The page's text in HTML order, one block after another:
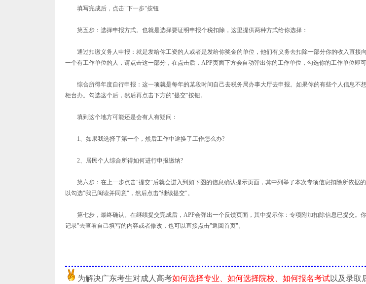
填写完成后，点击"下一步"按钮
第五步：选择申报方式。也就是选择要证明申报个税扣除，这里提供两种方式给你选择：
通过扣缴义务人申报：就是发给你工资的人或者是发给你奖金的单位，他们有义务去扣除一部分你的收入直接
一个有工作单位的人，请点击这一部分，在点击后，APP页面下方会自动弹出你的工作单位，勾选你的工作单位即
综合所得年度自行申报：这一项就是每年的某段时间自己去税务局办事大厅去申报。如果你的有些个人信息不
柜台办。勾选这个后，然后再点击下方的"提交"按钮。
填到这个地方可能还是会有人有疑问：
1、如果我选择了第一个，然后工作中途换了工作怎么办?
2、居民个人综合所得如何进行申报缴纳?
第六步：在上一步点击"提交"后就会进入到如下图的信息确认提示页面，其中列举了本次专项信息扣除所依据
以勾选"我已阅读并同意"，然后点击"继续提交"。
第七步，最终确认。在继续提交完成后，APP会弹出一个反馈页面，其中提示你：专项附加扣除信息已提交。
记录"去查看自己填写的内容或者修改，也可以直接点击"返回首页"。
为解决广东考生对成人高考如何选择专业、如何选择院校、如何报名考试以及录取